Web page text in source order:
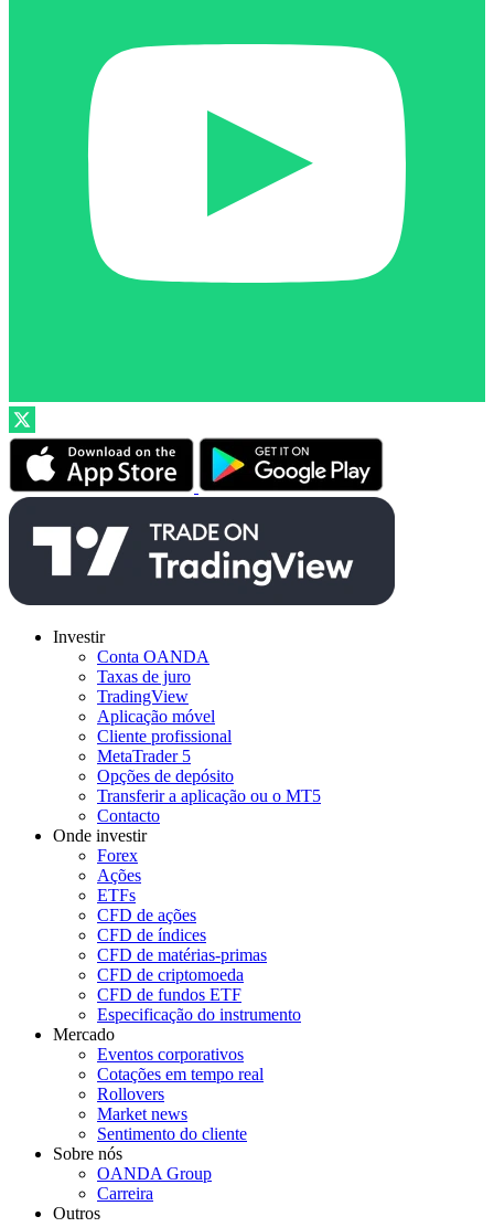
Investir
Conta OANDA
Taxas de juro
TradingView
Aplicação móvel
Cliente profissional
MetaTrader 5
Opções de depósito
Transferir a aplicação ou o MT5
Contacto
Onde investir
Forex
Ações
ETFs
CFD de ações
CFD de índices
CFD de matérias-primas
CFD de criptomoeda
CFD de fundos ETF
Especificação do instrumento
Mercado
Eventos corporativos
Cotações em tempo real
Rollovers
Market news
Sentimento do cliente
Sobre nós
OANDA Group
Carreira
Outros